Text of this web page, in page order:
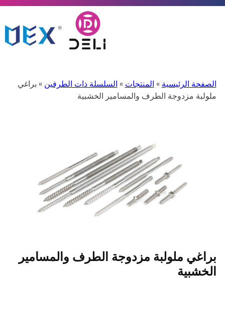
الصفحة الرئيسية » المنتجات » السلسلة ذات الطرفين » براغي
ملولبة مزدوجة الطرف والمسامير الخشبية
براغي ملولبة مزدوجة الطرف والمسامير
الخشبية